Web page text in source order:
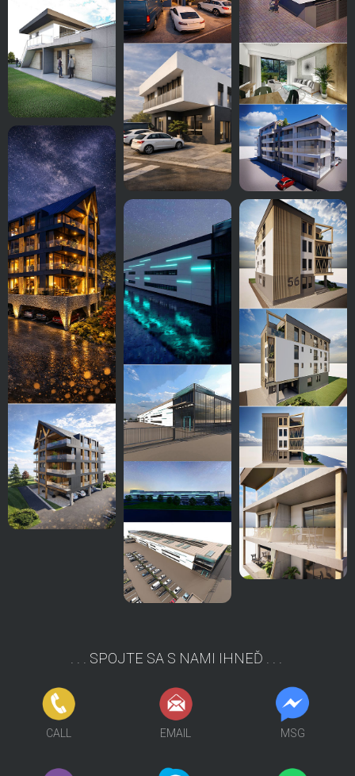
. . . SPOJTE SA S NAMI IHNEĎ . . .
FCB
CALL
SKP
EMAIL
MSG
MSG